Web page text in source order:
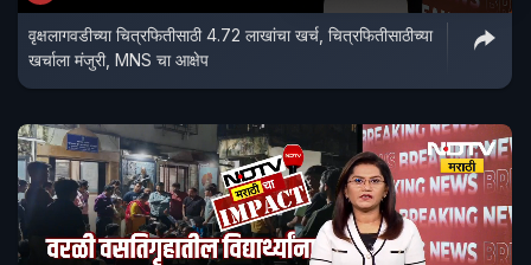
वृक्षलागवडीच्या चित्रफितीसाठी 4.72 लाखांचा खर्च, चित्रफितीसाठीच्या
खर्चाला मंजुरी, MNS चा आक्षेप